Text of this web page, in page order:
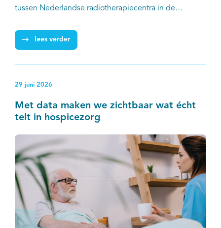
tussen Nederlandse radiotherapiecentra in de
blijkt uit een landelijke studie van onderzoekers van
IKNL, het LUMC en tien Nederlandse
lees verder
29 juni 2026
Met data maken we zichtbaar wat écht
telt in hospicezorg